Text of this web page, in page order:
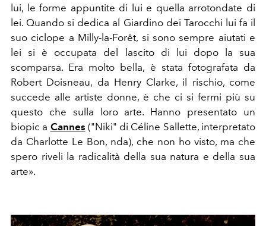
lui, le forme appuntite di lui e quella arrotondate di
lei. Quando si dedica al Giardino dei Tarocchi lui fa il
suo ciclope a Milly-la-Forêt, si sono sempre aiutati e
lei si è occupata del lascito di lui dopo la sua
scomparsa. Era molto bella, è stata fotografata da
Robert Doisneau, da Henry Clarke, il rischio, come
succede alle artiste donne, è che ci si fermi più su
questo che sulla loro arte. Hanno presentato un
biopic a Cannes ("Niki" di Céline Sallette, interpretato
da Charlotte Le Bon, nda), che non ho visto, ma che
spero riveli la radicalità della sua natura e della sua
arte».